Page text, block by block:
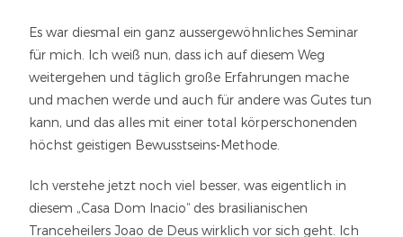
Es war diesmal ein ganz aussergewöhnliches Seminar
für mich. Ich weiß nun, dass ich auf diesem Weg
weitergehen und täglich große Erfahrungen mache
und machen werde und auch für andere was Gutes tun
kann, und das alles mit einer total körperschonenden
höchst geistigen Bewusstseins-Methode.
Ich verstehe jetzt noch viel besser, was eigentlich in
diesem „Casa Dom Inacio“ des brasilianischen
Tranceheilers Joao de Deus wirklich vor sich geht. Ich